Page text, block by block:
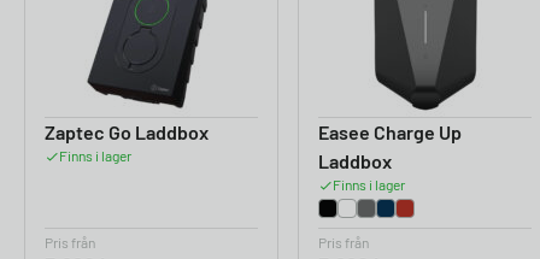
Zaptec Go Laddbox
Finns i lager
Pris från
Easee Charge Up
Laddbox
Finns i lager
Pris från